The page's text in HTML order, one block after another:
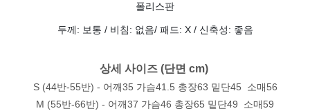
폴리스판
두께: 보통 / 비침: 없음/ 패드: X / 신축성: 좋음
상세 사이즈 (단면 cm)
S (44반-55반) - 어깨35 가슴41.5 총장63 밑단45 소매56
M (55반-66반) - 어깨37 가슴46 총장65 밑단49 소매59